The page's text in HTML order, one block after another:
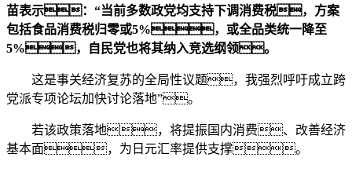
苗表示：“当前多数政党均支持下调消费税，方案
包括食品消费税归零或5%，或全品类统一降至
5%，自民党也将其纳入竞选纲领。
这是事关经济复苏的全局性议题，我强烈呼吁成立跨
党派专项论坛加快讨论落地”。
若该政策落地，将提振国内消费、改善经济
基本面，为日元汇率提供支撑。